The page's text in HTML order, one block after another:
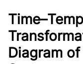
Diagram